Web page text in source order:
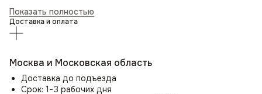
нахождения в нём и здоровье в целом.
Оптимальное кресло позволит, когда вы садитесь в него,
почувствовать приятную мягкость, а полностью усевшись,
идеального кресла — это надёжный каркас, качественный
наполнитель и прочный обивочный материал.
Показать полностью
Доставка и оплата
Москва и Московская область
Доставка до подъезда
Срок: 1−3 рабочих дня